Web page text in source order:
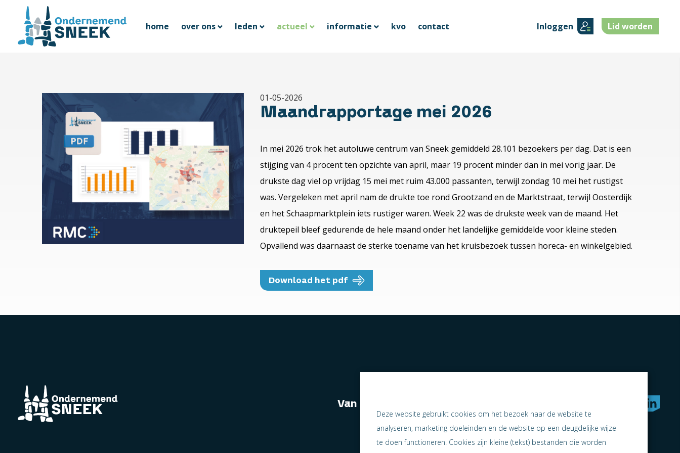
home over ons leden actueel informatie kvo contact Inloggen Lid worden
01-05-2026
Maandrapportage mei 2026
In mei 2026 trok het autoluwe centrum van Sneek gemiddeld 28.101 bezoekers per dag. Dat is een
stijging van 4 procent ten opzichte van april, maar 19 procent minder dan in mei vorig jaar. De
drukste dag viel op vrijdag 15 mei met ruim 43.000 passanten, terwijl zondag 10 mei het rustigst
was. Vergeleken met april nam de drukte toe rond Grootzand en de Marktstraat, terwijl Oosterdijk
en het Schaapmarktplein iets rustiger waren. Week 22 was de drukste week van de maand. Het
druktepeil bleef gedurende de hele maand onder het landelijke gemiddelde voor kleine steden.
Opvallend was daarnaast de sterke toename van het kruisbezoek tussen horeca- en winkelgebied.
Download het pdf
Van naast elkaar werken naar samen ondernemen
Deze website gebruikt cookies om het bezoek naar de website te
analyseren, marketing doeleinden en de website op een deugdelijke wijze
te doen functioneren. Cookies zijn kleine (tekst) bestanden die worden